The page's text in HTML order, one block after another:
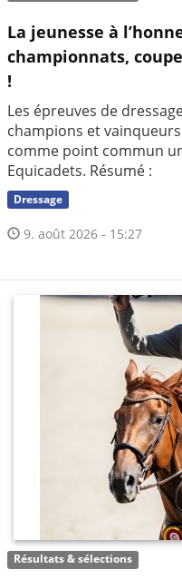
La jeunesse à
championnats,
!
Les épreuves de
champions et vainqueurs
comme point commun
Equicadets. Résumé :
Dressage
9. août 2026 - 15:27
Résultats & sélections